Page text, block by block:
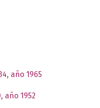
año 1965
año 1952